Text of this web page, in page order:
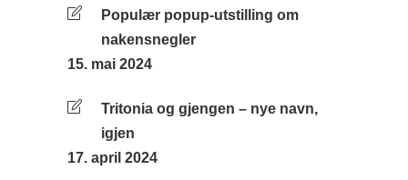
Populær popup-utstilling om
nakensnegler
15. mai 2024
Tritonia og gjengen – nye navn,
igjen
17. april 2024